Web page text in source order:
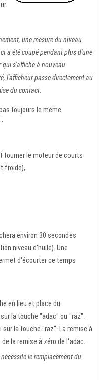
une mesure du niveau
a été coupé pendant plus d'une
s'affiche à nouveau.
l'afficheur passe directement au
du contact.
toujours le même.
le moteur de courts
froide),
environ 30 secondes
niveau d'huile). Une
d'écourter ce temps
en lieu et place du
la touche "adac" ou "raz".
la touche "raz". La remise à
la remise à zéro de l'adac.
le remplacement du